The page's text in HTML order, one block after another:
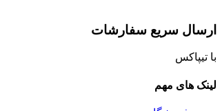
ارسال سریع سفارشات
با تیپاکس
لینک های مهم